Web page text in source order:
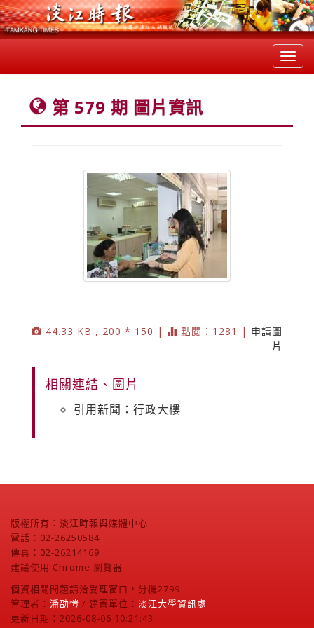
第 579 期 圖片資訊
44.33 KB , 200 * 150 | 點閱：1281 | 申請圖
片
相關連結、圖片
引用新聞：行政大樓
版權所有：淡江時報與媒體中心
電話：02-26250584
傳真：02-26214169
建議使用 Chrome 瀏覽器
個資相關問題請洽受理窗口，分機2799
管理者： 潘劭愷 / 建置單位： 淡江大學資訊處
更新日期：2026-08-06 10:21:43